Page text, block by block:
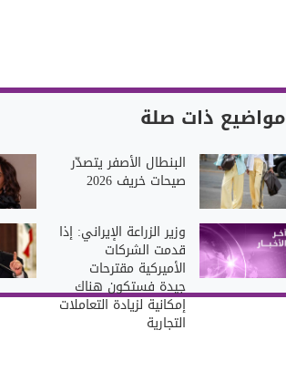
مواضيع ذات صلة
البنطال الأصفر يتصدّر
صيحات خريف 2026
وزير الزراعة الإيراني: إذا
قدمت الشركات
الأميركية مقترحات
جيدة فستكون هناك
إمكانية لزيادة التعاملات
التجارية